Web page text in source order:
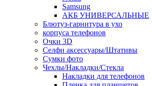
Samsung
АКБ УНИВЕРСАЛЬНЫЕ
Блютуз-гарнитура в ухо
корпуса телефонов
Очки 3D
Селфи аксессуары/Штативы
Сумки фото
Чехлы/Накладки/Стекла
Накладки для телефонов